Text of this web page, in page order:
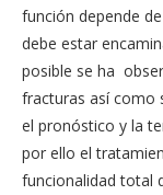
función depende
debe estar
posible se ha
fracturas así como
el pronóstico y la
por ello el
funcionalidad total